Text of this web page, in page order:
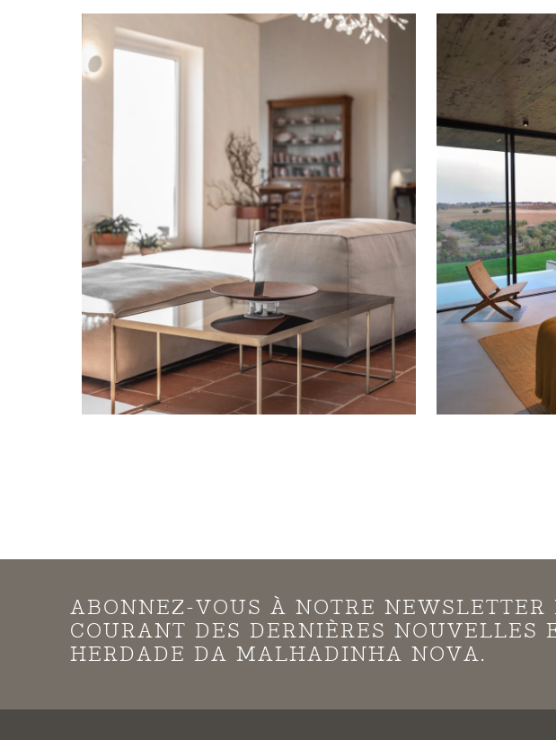
ABONNEZ-VOUS À NOTRE
COURANT DES DERNIÈRES NOUVELLES
HERDADE DA MALHADINHA NOVA.